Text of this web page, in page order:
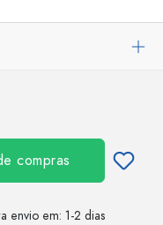
compras
envio em: 1-2 dias